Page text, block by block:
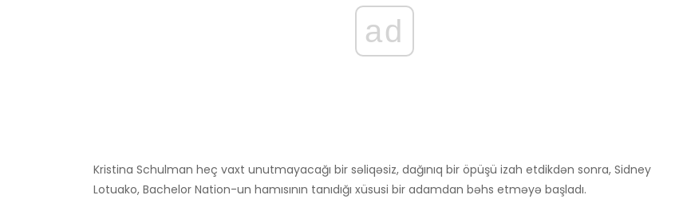
ad
Kristina Schulman heç vaxt unutmayacağı bir səliqəsiz, dağınıq bir öpüşü izah etdikdən sonra, Sidney
Lotuako, Bachelor Nation-un hamısının tanıdığı xüsusi bir adamdan bəhs etməyə başladı.